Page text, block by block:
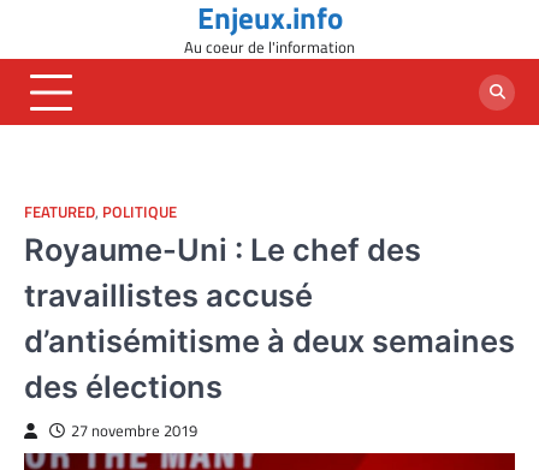
content
Enjeux.info
Au coeur de l'information
FEATURED, POLITIQUE
Royaume-Uni : Le chef des
travaillistes accusé
d’antisémitisme à deux semaines
des élections
27 novembre 2019